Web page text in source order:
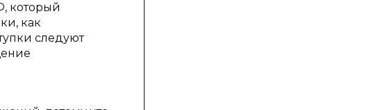
который
как
следуют